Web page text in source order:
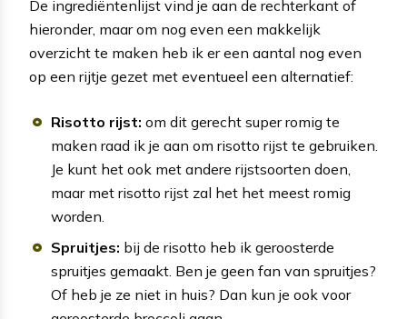
De ingrediëntenlijst vind je aan de rechterkant of
hieronder, maar om nog even een makkelijk
overzicht te maken heb ik er een aantal nog even
op een rijtje gezet met eventueel een alternatief:
Risotto rijst: om dit gerecht super romig te
maken raad ik je aan om risotto rijst te gebruiken.
Je kunt het ook met andere rijstsoorten doen,
maar met risotto rijst zal het het meest romig
worden.
Spruitjes: bij de risotto heb ik geroosterde
spruitjes gemaakt. Ben je geen fan van spruitjes?
Of heb je ze niet in huis? Dan kun je ook voor